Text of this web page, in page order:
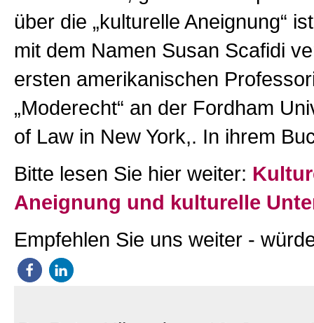
über die „kulturelle Aneignung“
mit dem Namen Susan Scafidi
ersten amerikanischen
„Moderecht“ an der Fordham
of Law in New York,. In ihrem
Bitte lesen Sie hier weiter:
Aneignung und kulturelle
Empfehlen Sie uns weiter -